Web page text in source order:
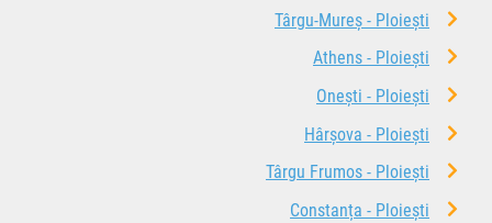
Târgu-Mureș - Ploiești
Athens - Ploiești
Onești - Ploiești
Hârșova - Ploiești
Târgu Frumos - Ploiești
Constanța - Ploiești